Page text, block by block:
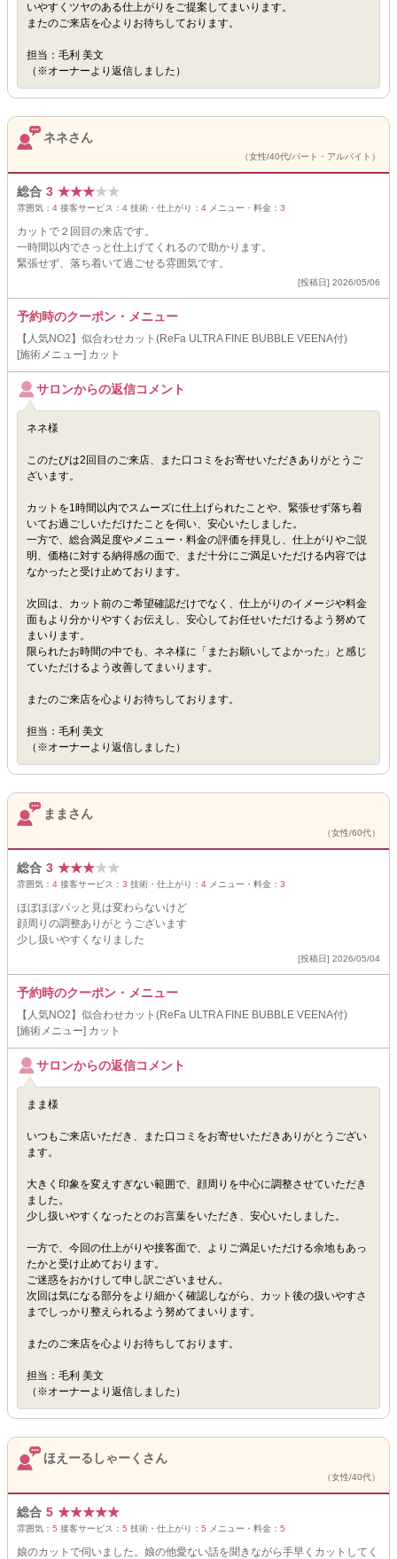
いやすくツヤのある仕上がりをご提案してまいります。
またのご来店を心よりお待ちしております。
担当：毛利 美文
（※オーナーより返信しました）
ネネさん
（女性/40代/パート・アルバイト）
総合 3 ★★★★★
雰囲気： 4 接客サービス： 4 技術・仕上がり： 4 メニュー・料金： 3
カットで２回目の来店です。
一時間以内でさっと仕上げてくれるので助かります。
緊張せず、落ち着いて過ごせる雰囲気です。
[投稿日] 2026/05/06
予約時のクーポン・メニュー
【人気NO2】似合わせカット(ReFa ULTRA FINE BUBBLE VEENA付)
[施術メニュー] カット
サロンからの返信コメント
ネネ様
このたびは2回目のご来店、また口コミをお寄せいただきありがとうご
ざいます。
カットを1時間以内でスムーズに仕上げられたことや、緊張せず落ち着
いてお過ごしいただけたことを伺い、安心いたしました。
一方で、総合満足度やメニュー・料金の評価を拝見し、仕上がりやご説
明、価格に対する納得感の面で、まだ十分にご満足いただける内容では
なかったと受け止めております。
次回は、カット前のご希望確認だけでなく、仕上がりのイメージや料金
面もより分かりやすくお伝えし、安心してお任せいただけるよう努めて
まいります。
限られたお時間の中でも、ネネ様に「またお願いしてよかった」と感じ
ていただけるよう改善してまいります。
またのご来店を心よりお待ちしております。
担当：毛利 美文
（※オーナーより返信しました）
ままさん
（女性/60代）
総合 3 ★★★★★
雰囲気： 4 接客サービス： 3 技術・仕上がり： 4 メニュー・料金： 3
ほぼほぼパッと見は変わらないけど
顔周りの調整ありがとうございます
少し扱いやすくなりました
[投稿日] 2026/05/04
予約時のクーポン・メニュー
【人気NO2】似合わせカット(ReFa ULTRA FINE BUBBLE VEENA付)
[施術メニュー] カット
サロンからの返信コメント
まま様
いつもご来店いただき、また口コミをお寄せいただきありがとうござい
ます。
大きく印象を変えすぎない範囲で、顔周りを中心に調整させていただき
ました。
少し扱いやすくなったとのお言葉をいただき、安心いたしました。
一方で、今回の仕上がりや接客面で、よりご満足いただける余地もあっ
たかと受け止めております。
ご迷惑をおかけして申し訳ございません。
次回は気になる部分をより細かく確認しながら、カット後の扱いやすさ
までしっかり整えられるよう努めてまいります。
またのご来店を心よりお待ちしております。
担当：毛利 美文
（※オーナーより返信しました）
ほえーるしゃーくさん
（女性/40代）
総合 5 ★★★★★
雰囲気： 5 接客サービス： 5 技術・仕上がり： 5 メニュー・料金： 5
娘のカットで伺いました。娘の他愛ない話を聞きながら手早くカットしてく